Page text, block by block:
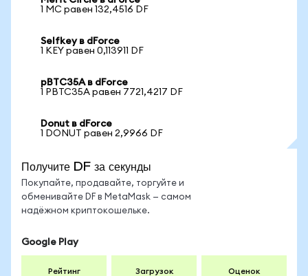
1 MC равен 132,4516 DF
Selfkey в dForce
1 KEY равен 0,113911 DF
pBTC35A в dForce
1 PBTC35A равен 7721,4217 DF
Donut в dForce
1 DONUT равен 2,9966 DF
Получите DF за секунды
Покупайте, продавайте, торгуйте и
обменивайте DF в MetaMask — самом
надёжном криптокошельке.
Google Play
Рейтинг Загрузок Оценок